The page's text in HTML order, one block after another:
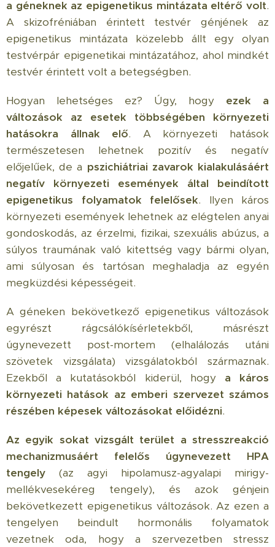
a géneknek az epigenetikus mintázata eltérő volt.
A skizofréniában érintett testvér génjének az
epigenetikus mintázata közelebb állt egy olyan
testvérpár epigenetikai mintázatához, ahol mindkét
testvér érintett volt a betegségben.
Hogyan lehetséges ez? Úgy, hogy ezek a
változások az esetek többségében környezeti
hatásokra állnak elő. A környezeti hatások
természetesen lehetnek pozitív és negatív
előjelűek, de a pszichiátriai zavarok kialakulásáért
negatív környezeti események által beindított
epigenetikus folyamatok felelősek. Ilyen káros
környezeti események lehetnek az elégtelen anyai
gondoskodás, az érzelmi, fizikai, szexuális abúzus, a
súlyos traumának való kitettség vagy bármi olyan,
ami súlyosan és tartósan meghaladja az egyén
megküzdési képességeit.
A géneken bekövetkező epigenetikus változások
egyrészt rágcsálókísérletekből, másrészt
úgynevezett post-mortem (elhalálozás utáni
szövetek vizsgálata) vizsgálatokból származnak.
Ezekből a kutatásokból kiderül, hogy a káros
környezeti hatások az emberi szervezet számos
részében képesek változásokat előidézni.
Az egyik sokat vizsgált terület a stresszreakció
mechanizmusáért felelős úgynevezett HPA
tengely (az agyi hipolamusz-agyalapi mirigy-
mellékvesekéreg tengely), és azok génjein
bekövetkezett epigenetikus változások. Az ezen a
tengelyen beindult hormonális folyamatok
vezetnek oda, hogy a szervezetben stressz